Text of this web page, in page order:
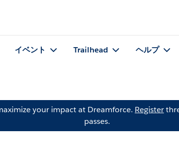
イベント Trailhead ヘルプ
your impact at Dreamforce. Register
passes.